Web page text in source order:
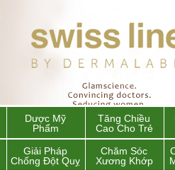
Dược Mỹ
Phẩm
Tăng Chiều
Cao Cho Trẻ
Giải Pháp
Chống Đột Quỵ
Chăm Sóc
Xương Khớp